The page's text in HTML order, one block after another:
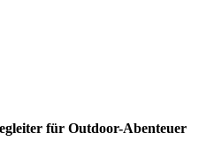
für Outdoor-Abenteuer